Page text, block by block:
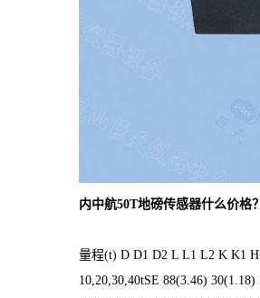
内中航50T地磅传感器什么价格？
量程(t) D D1 D2 L L1 L2 K K1 H
10,20,30,40tSE 88(3.46)